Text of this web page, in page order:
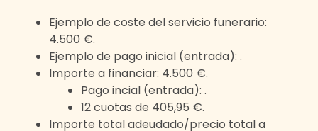
Ejemplo de coste del servicio funerario:
4.500 €.
Ejemplo de pago inicial (entrada): .
Importe a financiar: 4.500 €.
Pago incial (entrada): .
12cuotas de 405,95 €.
Importe total adeudado/precio total a